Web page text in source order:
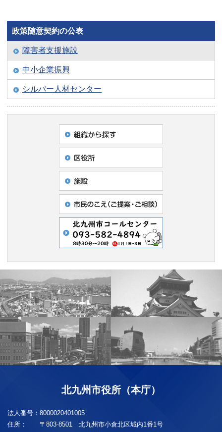
政策随意契約の公表
障害者支援施設
中小企業振興
シルバー人材センター
北九州市役所（本庁）
法人番号： 8000020401005
住所：
〒803-8501 北九州市小倉北区城内1番1号